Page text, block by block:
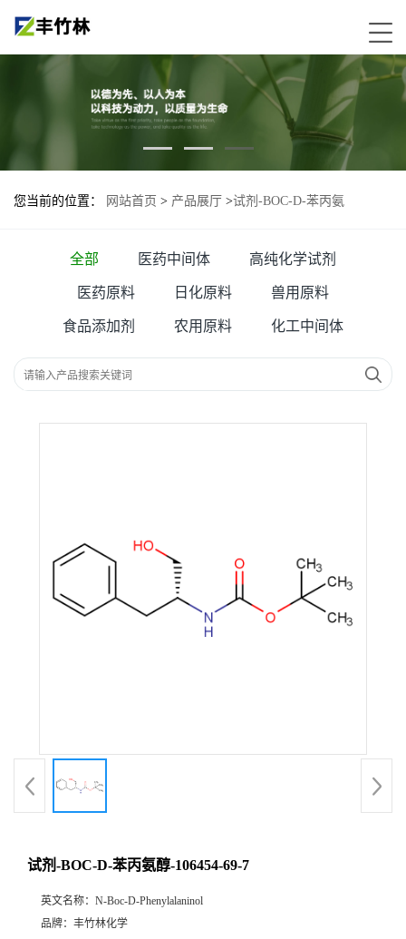
您当前的位置： 网站首页 > 产品展厅 >试剂-BOC-D-苯丙氨
全部 医药中间体 高纯化学试剂
医药原料 日化原料 兽用原料
食品添加剂 农用原料 化工中间体
试剂-BOC-D-苯丙氨醇-106454-69-7
英文名称： N-Boc-D-Phenylalaninol
品牌： 丰竹林化学